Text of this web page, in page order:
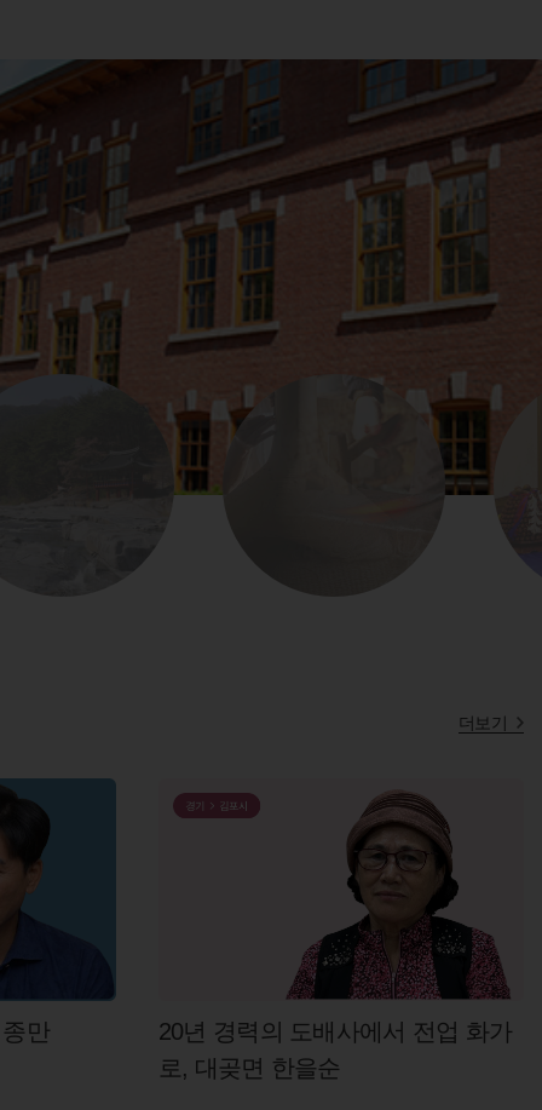
만
20년 경력의 도배사에서 전업 화가
로, 대곶면 한을순
더보기